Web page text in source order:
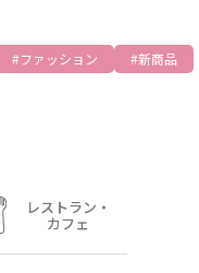
ファッション
新商品
レストラン・
カフェ